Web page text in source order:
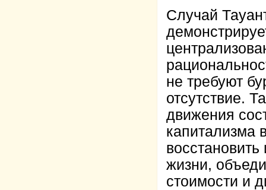
Случай
не требуют
отсутствие.
движения
капитализма
жизни,
стоимости и